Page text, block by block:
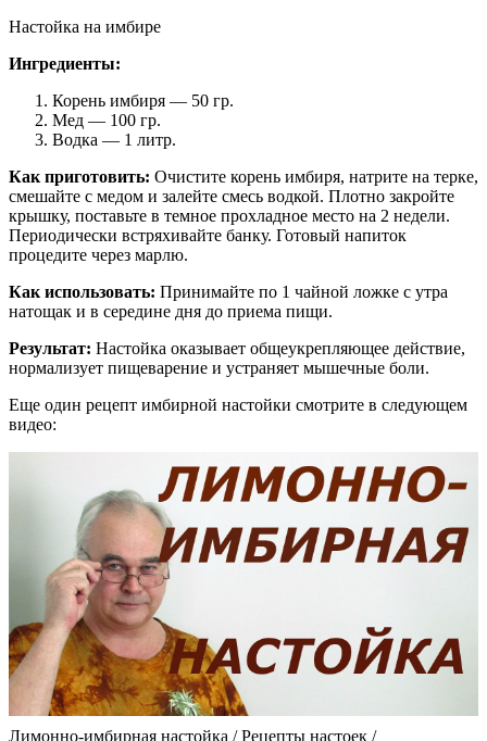
Настойка на имбире
Ингредиенты:
Корень имбиря — 50 гр.
Мед — 100 гр.
Водка — 1 литр.
Как приготовить: Очистите корень имбиря, натрите на терке,
смешайте с медом и залейте смесь водкой. Плотно закройте
крышку, поставьте в темное прохладное место на 2 недели.
Периодически встряхивайте банку. Готовый напиток
процедите через марлю.
Как использовать: Принимайте по 1 чайной ложке с утра
натощак и в середине дня до приема пищи.
Результат: Настойка оказывает общеукрепляющее действие,
нормализует пищеварение и устраняет мышечные боли.
Еще один рецепт имбирной настойки смотрите в следующем
видео:
Лимонно-имбирная настойка / Рецепты настоек /